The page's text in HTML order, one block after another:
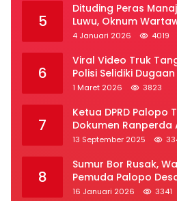
5
Dituding Peras
Luwu, Oknum
4 Januari 2026 4019
6
Viral Video Truk
Polisi Selidiki
Subsidi di Palopo
1 Maret 2026 3823
7
Ketua DPRD Palopo
Dokumen Ranperda
2025
13 September 2025
8
Sumur Bor Rusak,
Pemuda Palopo
16 Januari 2026 3341